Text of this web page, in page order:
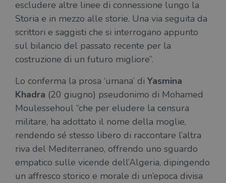
escludere altre linee di connessione lungo la
Storia e in mezzo alle storie. Una via seguita da
scrittori e saggisti che si interrogano appunto
sul bilancio del passato recente per la
costruzione di un futuro migliore”.
Lo conferma la prosa ‘umana’ di Yasmina
Khadra (20 giugno) pseudonimo di Mohamed
Moulessehoul “che per eludere la censura
militare, ha adottato il nome della moglie,
rendendo sé stesso libero di raccontare l’altra
riva del Mediterraneo, offrendo uno sguardo
empatico sulle vicende dell’Algeria, dipingendo
un affresco storico e morale di un’epoca divisa